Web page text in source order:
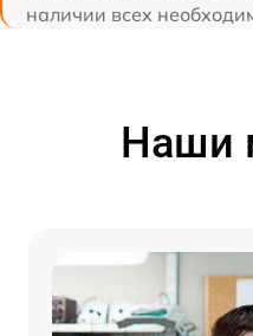
наличии всех
Наши